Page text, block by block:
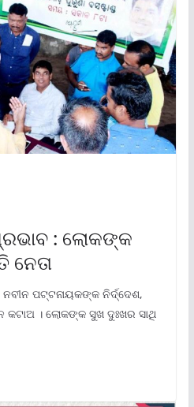
: ଲୋକଙ୍କ
ନେତା
ପଟ୍ଟନାୟକଙ୍କ ନିର୍ଦ୍ଦେଶ,
କଟାଅ । ଲୋକଙ୍କ ସୁଖ ଦୁଃଖର ସାଥି